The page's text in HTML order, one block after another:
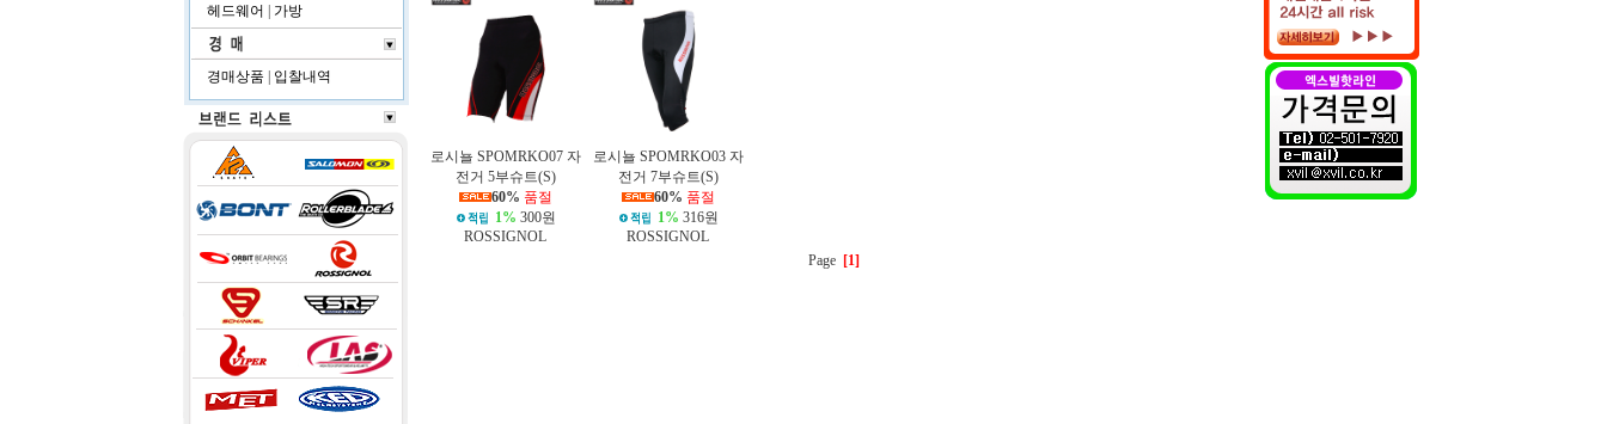
헤드웨어
가방
경매상품 입찰내역
로시뇰 SPOMRKO07 자
전거 5부슈트(S)
60% 품절
1% 300원
ROSSIGNOL
로시뇰 SPOMRKO03 자
전거 7부슈트(S)
60% 품절
1% 316원
ROSSIGNOL
Page [1]